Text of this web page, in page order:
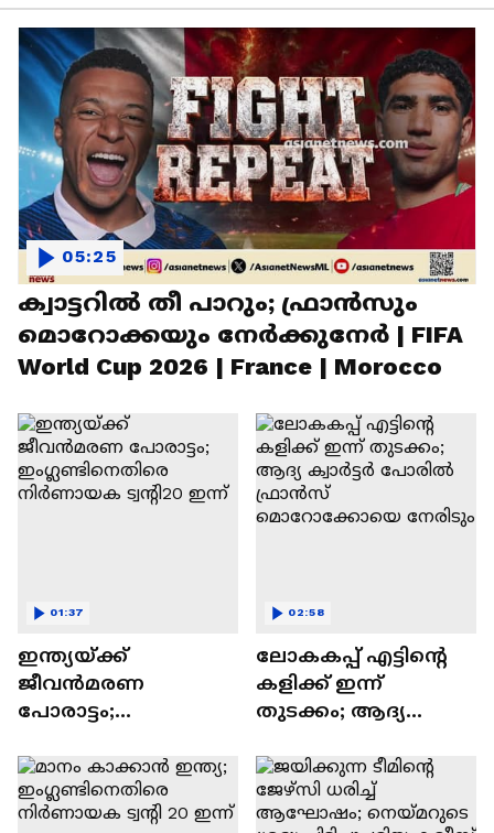
ക്വാട്ടറിൽ തീ പാറും; ഫ്രാൻസും
മൊറോക്കയും നേർക്കുനേർ | FIFA
World Cup 2026 | France | Morocco
05:25
ഇന്ത്യയ്ക്ക്
ജീവൻമരണ
പോരാട്ടം;
നിർണായക ട്വന്റി20
ഇന്ന്
01:37
ലോകകപ്പ് എട്ടിന്റെ
കളിക്ക് ഇന്ന്
തുടക്കം; ആദ്യ
ഫ്രാൻസ്
മൊറോക്കോയെ
നേരിടും
02:58